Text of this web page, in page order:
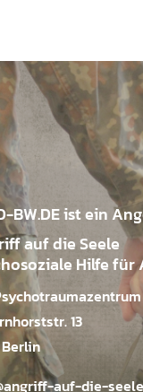
BW.DE ist ein
auf die Seele
Hilfe für
13
Berlin
auf-die-